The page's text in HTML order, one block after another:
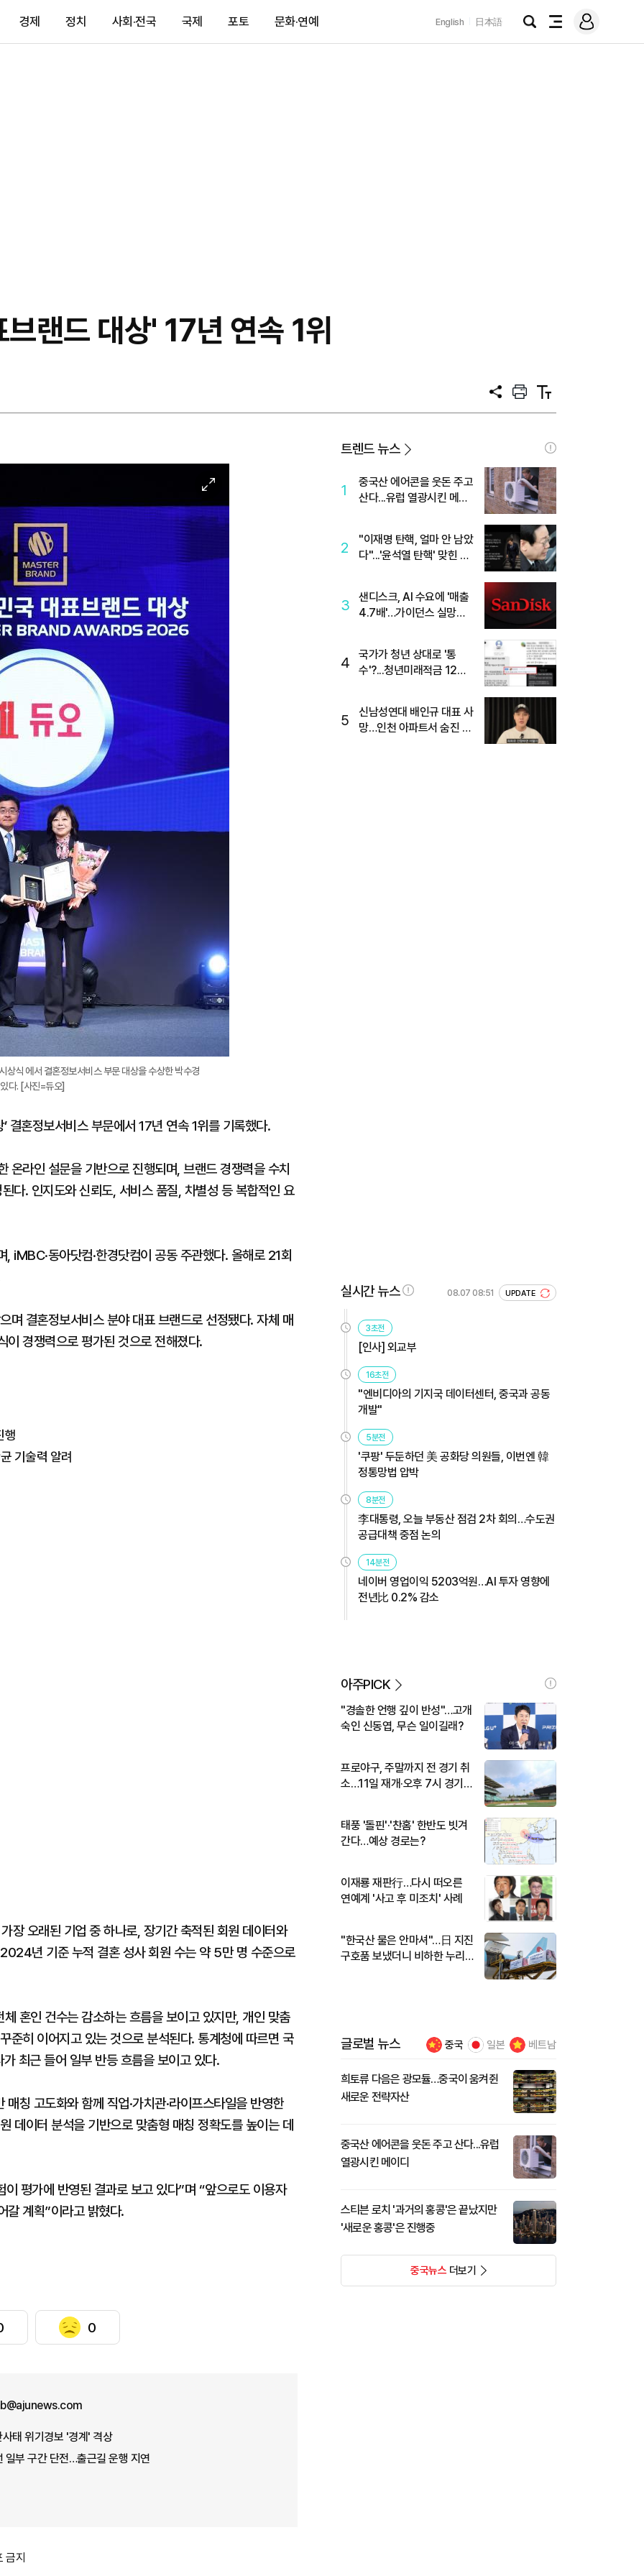
경제 정치 사회·전국 국제 포토 문화·연예 English 日本語
검
전
메
그
랜드 대상' 17년 연속 1위
공
프
트
텍
트
미
지
대
상식 에서 결혼정보서비스 부문 대상을 수상한 박수경
다. [사진=듀오]
결혼정보서비스 부문에서 17년 연속 1위를 기록했다.
온라인 설문을 기반으로 진행되며, 브랜드 경쟁력을 수치
다. 인지도와 신뢰도, 서비스 품질, 차별성 등 복합적인 요
iMBC·동아닷컴·한경닷컴이 공동 주관했다. 올해로 21회
며 결혼정보서비스 분야 대표 브랜드로 선정됐다. 자체 매
이 경쟁력으로 평가된 것으로 전해졌다.
행
기술력 알려
장 오래된 기업 중 하나로, 장기간 축적된 회원 데이터와
년 기준 누적 결혼 성사 회원 수는 약 5만 명 수준으로
혼인 건수는 감소하는 흐름을 보이고 있지만, 개인 맞춤
준히 이어지고 있는 것으로 분석된다. 통계청에 따르면 국
최근 들어 일부 반등 흐름을 보이고 있다.
칭 고도화와 함께 직업·가치관·라이프스타일을 반영한
데이터 분석을 기반으로 맞춤형 매칭 정확도를 높이는 데
평가에 반영된 결과로 보고 있다”며 “앞으로도 이용자
갈 계획”이라고 밝혔다.
0
사태 위기경보 '경계' 격상
일부 구간 단전…출근길 운행 지연
금지
트렌드 뉴스
1
중국산 에어콘을 웃돈 주고
산다...유럽 열광시킨 메이
2
"이재명 탄핵, 얼마 안 남았
다"...'윤석열 탄핵' 맞힌 무
3
샌디스크, AI 수요에 '매출
4.7배'…가이던스 실망에
4
국가가 청년 상대로 '통
수'?...청년미래적금 12%
5
신남성연대 배인규 대표 사
망…인천 아파트서 숨진 채
실시간 뉴스 08.07 08:51 UPDATE
3초전
[인사] 외교부
16초전
"엔비디아의 기지국 데이터센터, 중국과 공동
개발"
5분전
'쿠팡' 두둔하던 美 공화당 의원들, 이번엔 韓
정통망법 압박
8분전
李대통령, 오늘 부동산 점검 2차 회의…수도권
공급대책 중점 논의
14분전
네이버 영업이익 5203억원…AI 투자 영향에
전년比 0.2% 감소
아주PICK
"경솔한 언행 깊이 반성"…고개
숙인 신동엽, 무슨 일이길래?
프로야구, 주말까지 전 경기 취
소…11일 재개·오후 7시 경기
태풍 '돌핀'·'찬홈' 한반도 빗겨
간다…예상 경로는?
이재룡 재판行…다시 떠오른
연예계 '사고 후 미조치' 사례
"한국산 물은 안마셔"…日 지진
구호품 보냈더니 비하한 누리
글로벌 뉴스 중국 일본 베트남
희토류 다음은 광모듈…중국이 움켜쥔
새로운 전략자산
중국산 에어콘을 웃돈 주고 산다...유럽
열광시킨 메이디
스티븐 로치 '과거의 홍콩'은 끝났지만
'새로운 홍콩'은 진행중
중국뉴스더보기